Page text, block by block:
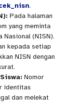
.
Pada halaman
yang meminta
Nasional (NISN).
kepada setiap
NISN dengan
Nomor
identitas
dan melekat